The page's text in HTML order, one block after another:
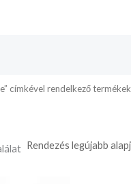
címkével rendelkező termékek